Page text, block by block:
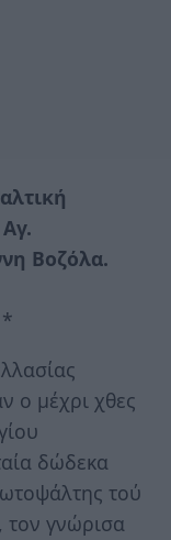
Βοζόλα.
*
ο μέχρι χθες
δώδεκα
τού
τον γνώρισα